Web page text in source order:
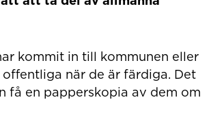
kommit in till kommunen eller
när de är färdiga. Det
få en papperskopia av dem om